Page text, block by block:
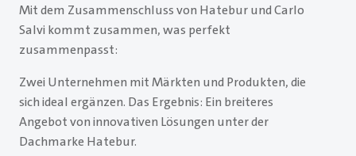
Mit dem Zusammenschluss von Hatebur und Carlo
Salvi kommt zusammen, was perfekt
zusammenpasst:
Zwei Unternehmen mit Märkten und Produkten, die
sich ideal ergänzen. Das Ergebnis: Ein breiteres
Angebot von innovativen Lösungen unter der
Dachmarke Hatebur.